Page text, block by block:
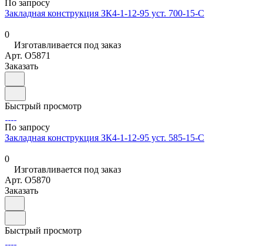
По запросу
Закладная конструкция ЗК4-1-12-95 уст. 700-15-С
0
Изготавливается под заказ
Арт. O5871
Заказать
Быстрый просмотр
По запросу
Закладная конструкция ЗК4-1-12-95 уст. 585-15-С
0
Изготавливается под заказ
Арт. O5870
Заказать
Быстрый просмотр